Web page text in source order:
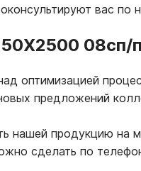
вас по
08сп/
оптимизацией
предложений
нашей продукцию
сделать по